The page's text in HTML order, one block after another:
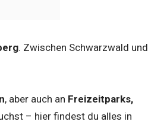
. Zwischen Schwarzwald und
, aber auch an Freizeitparks,
– hier findest du alles in